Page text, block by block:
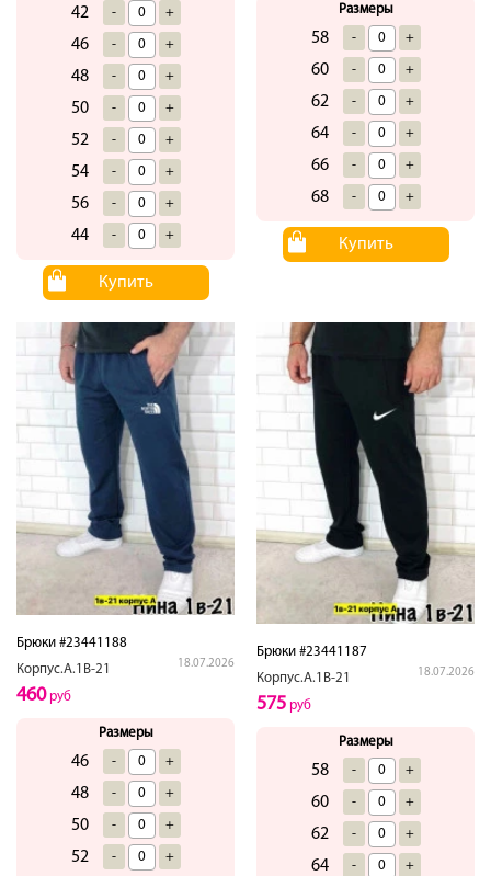
42 - +
46 - +
48 - +
50 - +
52 - +
54 - +
56 - +
44 - +
Купить
Размеры
58 - +
60 - +
62 - +
64 - +
66 - +
68 - +
Купить
Брюки #23441188
Корпус.А.1В-21
18.07.2026
460руб
Размеры
46 - +
48 - +
50 - +
52 - +
Брюки #23441187
Корпус.А.1В-21
18.07.2026
575 руб
Размеры
58 - +
60 - +
62 - +
64 - +